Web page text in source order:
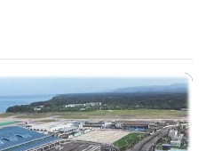
ดสูงสุด 3 อันดับ ในความผิด
ร จำนวน 334 คน อันดับ 2
บ 3 จ.ภูเก็ต จำนวน 255 คน